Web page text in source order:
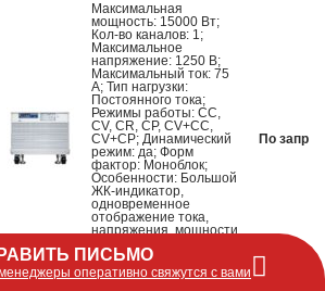
Максимальная
мощность: 15000 Вт;
Кол-во каналов: 1;
Максимальное
напряжение: 1250 В;
Максимальный ток: 75
А; Тип нагрузки:
Постоянного тока;
Режимы работы: CC,
CV, CR, CP, CV+CC,
CV+CP; Динамический
режим: да; Форм
фактор: Моноблок;
Особенности: Большой
ЖК-индикатор,
одновременное
отображение тока,
напряжения, мощности
Динамический режим от
50 мкс. 4-х проводная...
По
ПИСЬМО
оперативно свяжутся с вами